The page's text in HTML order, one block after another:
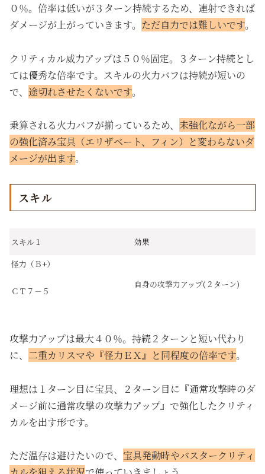
０％。倍率は低いが３ターン持続するため、連射できれば
ダメージが上がっていきます。 ただ自力では難しいです。
クリティカル威力アップは５０％固定。３ターン持続とし
ては優秀な倍率です。スキルの火力バフは持続が短いの
で、 途切れさせたくないです。
乗算される火力バフが揃っているため、 未強化ながら一部
の強化済み宝具（エリザベート、フィン）と変わらないダ
メージが出ます。
スキル
スキル１
効果
怪力（Ｂ+）
ＣＴ７－５
自身の攻撃力アップ(２ターン)
攻撃力アップは最大４０％。持続２ターンと短い代わり
に、 二重カリスマや『怪力ＥＸ』と同程度の倍率です。
理想は１ターン目に宝具、２ターン目に『通常攻撃時のダ
メージ前に通常攻撃の攻撃力アップ』で強化したクリティ
カルを出す形です。
ただ温存は避けたいので、 宝具発動時やバスタークリティ